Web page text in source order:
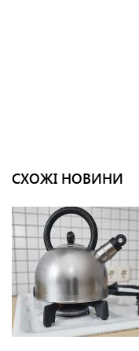
СХОЖІ НОВИНИ